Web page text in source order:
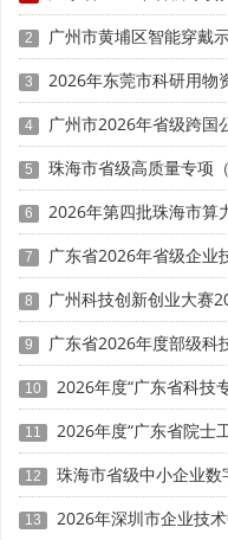
(一)设备升级研发活
设备升级研发限定于"
是为研发活动服务，而
工艺研发专用设备购置
验)、智能化研发设备定
而生产设备常规更换、
等，不属于研发活动，
业需建立研发设备台账
存采购合同、设备说明
(二)可归集费用范围
折旧费用：研发专用
旧年限计算;研发与生产
旧，需提供折旧计算表
位价值不超过500万元
除，这是独立的加速折
2 广州市黄埔区智能穿戴示范特色产
3 2026年东莞市科研用物资跨境通关便
4 广州市2026年省级跨国公司总
5 珠海市省级高质量专项（支持中小企业数字化转型）
6 2026年第四批珠海市算
7 广东省2026年省级企业技术中
8 广州科技创新创业大赛2025年获奖
9 广东省2026年度部级科
10 2026年度“广东省科技专
11 2026年度“广东省院士
12 珠海市省级中小企业数字化转型城
13 2026年深圳市企业技术